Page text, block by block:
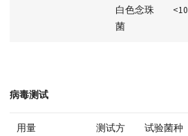
白色念珠
菌
<10
病毒测试
用量
测试方
试验菌种